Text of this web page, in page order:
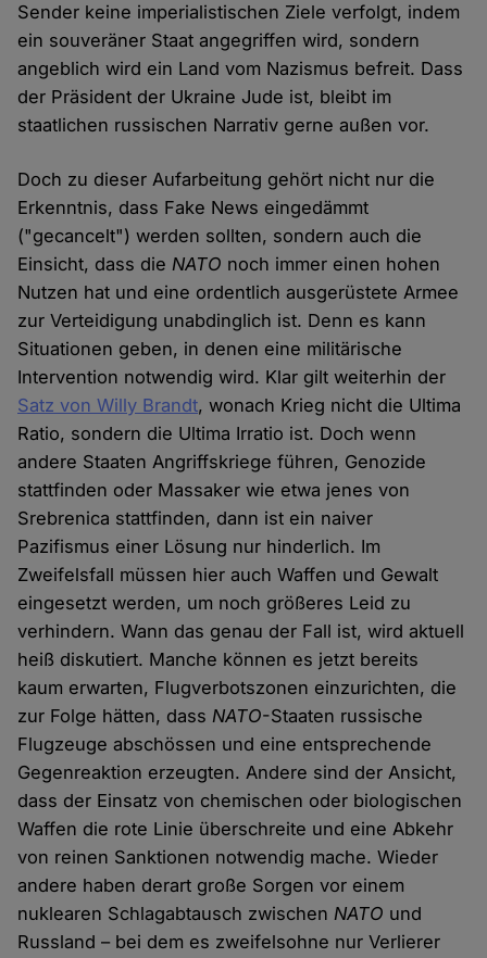
Sender keine imperialistischen Ziele verfolgt, indem
ein souveräner Staat angegriffen wird, sondern
angeblich wird ein Land vom Nazismus befreit. Dass
der Präsident der Ukraine Jude ist, bleibt im
staatlichen russischen Narrativ gerne außen vor.
Doch zu dieser Aufarbeitung gehört nicht nur die
Erkenntnis, dass Fake News eingedämmt
("gecancelt") werden sollten, sondern auch die
Einsicht, dass dieNATO noch immer einen hohen
Nutzen hat und eine ordentlich ausgerüstete Armee
zur Verteidigung unabdinglich ist. Denn es kann
Situationen geben, in denen eine militärische
Intervention notwendig wird. Klar gilt weiterhin der
Satz von Willy Brandt, wonach Krieg nicht die Ultima
Ratio, sondern die Ultima Irratio ist. Doch wenn
andere Staaten Angriffskriege führen, Genozide
stattfinden oder Massaker wie etwa jenes von
Srebrenica stattfinden, dann ist ein naiver
Pazifismus einer Lösung nur hinderlich. Im
Zweifelsfall müssen hier auch Waffen und Gewalt
eingesetzt werden, um noch größeres Leid zu
verhindern. Wann das genau der Fall ist, wird aktuell
heiß diskutiert. Manche können es jetzt bereits
kaum erwarten, Flugverbotszonen einzurichten, die
zur Folge hätten, dassNATO-Staaten russische
Flugzeuge abschössen und eine entsprechende
Gegenreaktion erzeugten. Andere sind der Ansicht,
dass der Einsatz von chemischen oder biologischen
Waffen die rote Linie überschreite und eine Abkehr
von reinen Sanktionen notwendig mache. Wieder
andere haben derart große Sorgen vor einem
nuklearen Schlagabtausch zwischenNATO und
Russland – bei dem es zweifelsohne nur Verlierer